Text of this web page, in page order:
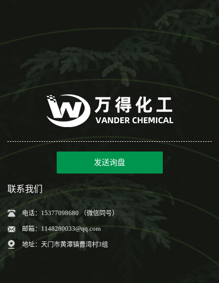
发送询盘
联系我们
电话：15377098680 （微信同号）
邮箱： 1148280033@qq.com
地址：天门市黄潭镇曹湾村3组